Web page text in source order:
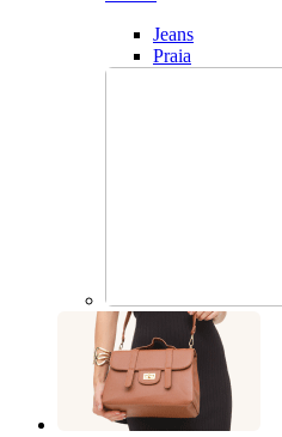
Jeans
Praia